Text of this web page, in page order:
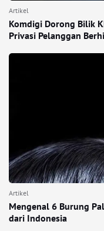
Artikel
Komdigi Dorong Bilik
Privasi Pelanggan
Artikel
Mengenal 6 Burung
dari Indonesia